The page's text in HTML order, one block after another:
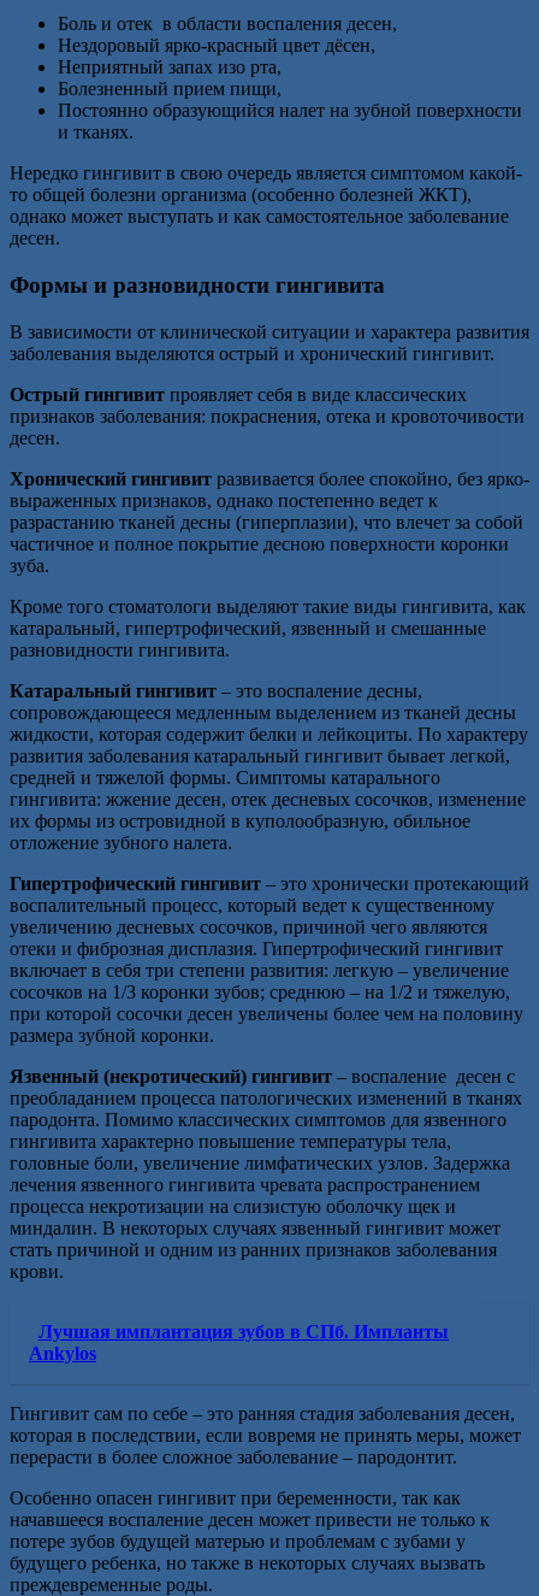
Боль и отек в области воспаления десен,
Нездоровый ярко-красный цвет дёсен,
Неприятный запах изо рта,
Болезненный прием пищи,
Постоянно образующийся налет на зубной поверхности
и тканях.
Нередко гингивит в свою очередь является симптомом какой-
то общей болезни организма (особенно болезней ЖКТ),
однако может выступать и как самостоятельное заболевание
десен.
Формы и разновидности гингивита
В зависимости от клинической ситуации и характера развития
заболевания выделяются острый и хронический гингивит.
Острый гингивит проявляет себя в виде классических
признаков заболевания: покраснения, отека и кровоточивости
десен.
Хронический гингивит развивается более спокойно, без ярко-
выраженных признаков, однако постепенно ведет к
разрастанию тканей десны (гиперплазии), что влечет за собой
частичное и полное покрытие десною поверхности коронки
зуба.
Кроме того стоматологи выделяют такие виды гингивита, как
катаральный, гипертрофический, язвенный и смешанные
разновидности гингивита.
Катаральный гингивит – это воспаление десны,
сопровождающееся медленным выделением из тканей десны
жидкости, которая содержит белки и лейкоциты. По характеру
развития заболевания катаральный гингивит бывает легкой,
средней и тяжелой формы. Симптомы катарального
гингивита: жжение десен, отек десневых сосочков, изменение
их формы из островидной в куполообразную, обильное
отложение зубного налета.
Гипертрофический гингивит – это хронически протекающий
воспалительный процесс, который ведет к существенному
увеличению десневых сосочков, причиной чего являются
отеки и фиброзная дисплазия. Гипертрофический гингивит
включает в себя три степени развития: легкую – увеличение
сосочков на 1/3 коронки зубов; среднюю – на 1/2 и тяжелую,
при которой сосочки десен увеличены более чем на половину
размера зубной коронки.
Язвенный (некротический) гингивит – воспаление десен с
преобладанием процесса патологических изменений в тканях
пародонта. Помимо классических симптомов для язвенного
гингивита характерно повышение температуры тела,
головные боли, увеличение лимфатических узлов. Задержка
лечения язвенного гингивита чревата распространением
процесса некротизации на слизистую оболочку щек и
миндалин. В некоторых случаях язвенный гингивит может
стать причиной и одним из ранних признаков заболевания
крови.
Лучшая имплантация зубов в СПб. Импланты
Ankylos
Гингивит сам по себе – это ранняя стадия заболевания десен,
которая в последствии, если вовремя не принять меры, может
перерасти в более сложное заболевание – пародонтит.
Особенно опасен гингивит при беременности, так как
начавшееся воспаление десен может привести не только к
потере зубов будущей матерью и проблемам с зубами у
будущего ребенка, но также в некоторых случаях вызвать
преждевременные роды.